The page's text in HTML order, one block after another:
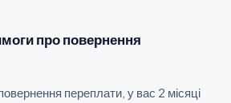
про повернення
переплати, у вас 2 місяці